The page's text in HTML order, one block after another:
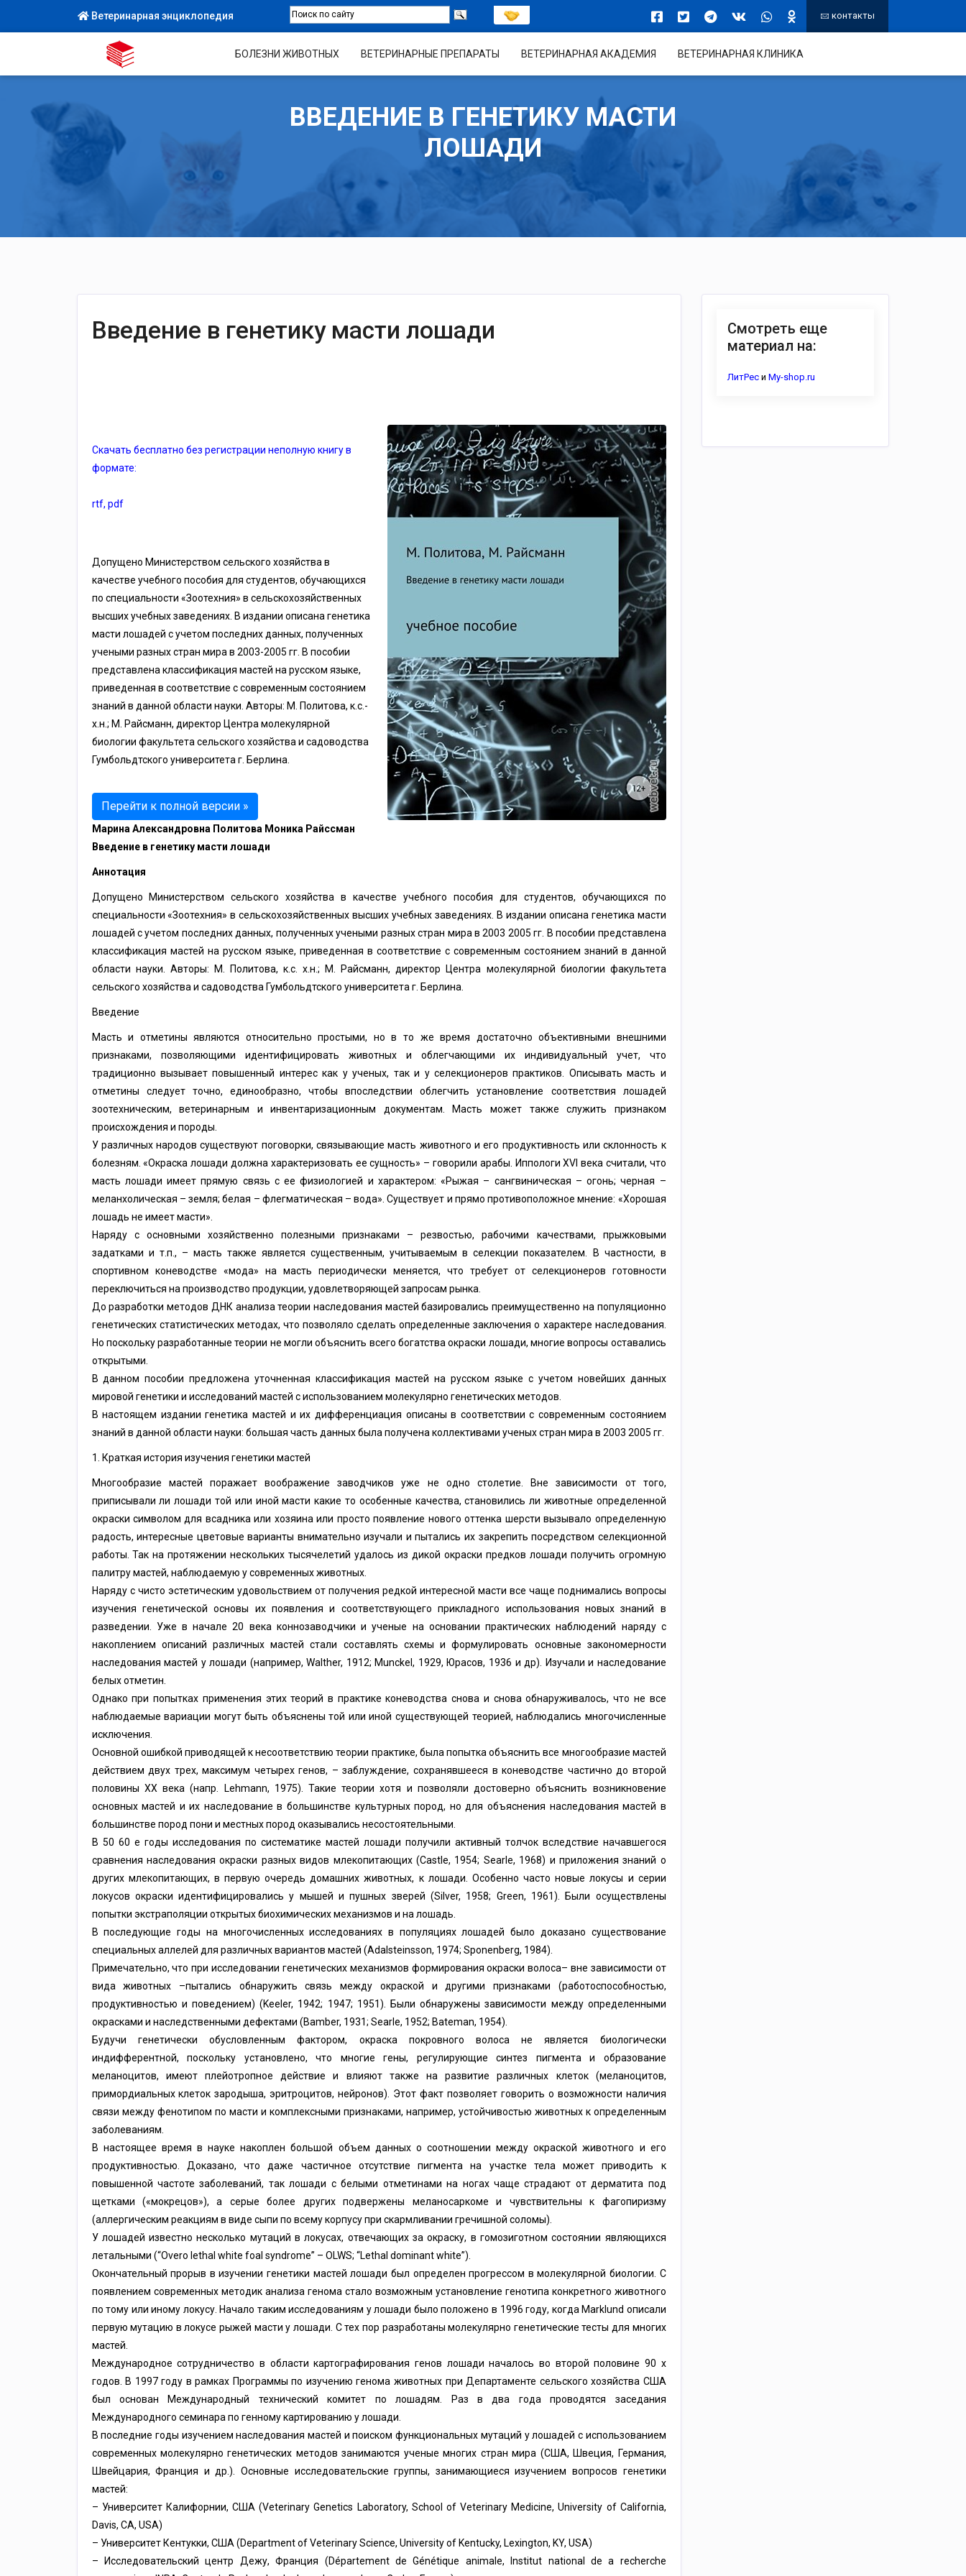
Ветеринарная энциклопедия контакты
БОЛЕЗНИ ЖИВОТНЫХ ВЕТЕРИНАРНЫЕ ПРЕПАРАТЫ ВЕТЕРИНАРНАЯ АКАДЕМИЯ ВЕТЕРИНАРНАЯ КЛИНИКА
ВВЕДЕНИЕ В ГЕНЕТИКУ МАСТИ
ЛОШАДИ
Введение в генетику масти лошади
Скачать бесплатно без регистрации неполную книгу в
формате:
rtf, pdf
Допущено Министерством сельского хозяйства в
качестве учебного пособия для студентов, обучающихся
по специальности «Зоотехния» в сельскохозяйственных
высших учебных заведениях. В издании описана генетика
масти лошадей с учетом последних данных, полученных
учеными разных стран мира в 2003-2005 гг. В пособии
представлена классификация мастей на русском языке,
приведенная в соответствие с современным состоянием
знаний в данной области науки. Авторы: М. Политова, к.с.-
х.н.; М. Райсманн, директор Центра молекулярной
биологии факультета сельского хозяйства и садоводства
Гумбольдтского университета г. Берлина.
Перейти к полной версии »
Марина Александровна Политова Моника Райссман
Введение в генетику масти лошади
Аннотация
Допущено Министерством сельского хозяйства в качестве учебного пособия для студентов, обучающихся по
специальности «Зоотехния» в сельскохозяйственных высших учебных заведениях. В издании описана генетика масти
лошадей с учетом последних данных, полученных учеными разных стран мира в 2003 2005 гг. В пособии представлена
классификация мастей на русском языке, приведенная в соответствие с современным состоянием знаний в данной
области науки. Авторы: М. Политова, к.с. х.н.; М. Райсманн, директор Центра молекулярной биологии факультета
сельского хозяйства и садоводства Гумбольдтского университета г. Берлина.
Введение
Масть и отметины являются относительно простыми, но в то же время достаточно объективными внешними
признаками, позволяющими идентифицировать животных и облегчающими их индивидуальный учет, что
традиционно вызывает повышенный интерес как у ученых, так и у селекционеров практиков. Описывать масть и
отметины следует точно, единообразно, чтобы впоследствии облегчить установление соответствия лошадей
зоотехническим, ветеринарным и инвентаризационным документам. Масть может также служить признаком
происхождения и породы.
У различных народов существуют поговорки, связывающие масть животного и его продуктивность или склонность к
болезням. «Окраска лошади должна характеризовать ее сущность» – говорили арабы. Иппологи XVI века считали, что
масть лошади имеет прямую связь с ее физиологией и характером: «Рыжая – сангвиническая – огонь; черная –
меланхолическая – земля; белая – флегматическая – вода». Существует и прямо противоположное мнение: «Хорошая
лошадь не имеет масти».
Наряду с основными хозяйственно полезными признаками – резвостью, рабочими качествами, прыжковыми
задатками и т.п., – масть также является существенным, учитываемым в селекции показателем. В частности, в
спортивном коневодстве «мода» на масть периодически меняется, что требует от селекционеров готовности
переключиться на производство продукции, удовлетворяющей запросам рынка.
До разработки методов ДНК анализа теории наследования мастей базировались преимущественно на популяционно
генетических статистических методах, что позволяло сделать определенные заключения о характере наследования.
Но поскольку разработанные теории не могли объяснить всего богатства окраски лошади, многие вопросы оставались
открытыми.
В данном пособии предложена уточненная классификация мастей на русском языке с учетом новейших данных
мировой генетики и исследований мастей с использованием молекулярно генетических методов.
В настоящем издании генетика мастей и их дифференциация описаны в соответствии с современным состоянием
знаний в данной области науки: большая часть данных была получена коллективами ученых стран мира в 2003 2005 гг.
1. Краткая история изучения генетики мастей
Многообразие мастей поражает воображение заводчиков уже не одно столетие. Вне зависимости от того,
приписывали ли лошади той или иной масти какие то особенные качества, становились ли животные определенной
окраски символом для всадника или хозяина или просто появление нового оттенка шерсти вызывало определенную
радость, интересные цветовые варианты внимательно изучали и пытались их закрепить посредством селекционной
работы. Так на протяжении нескольких тысячелетий удалось из дикой окраски предков лошади получить огромную
палитру мастей, наблюдаемую у современных животных.
Наряду с чисто эстетическим удовольствием от получения редкой интересной масти все чаще поднимались вопросы
изучения генетической основы их появления и соответствующего прикладного использования новых знаний в
разведении. Уже в начале 20 века коннозаводчики и ученые на основании практических наблюдений наряду с
накоплением описаний различных мастей стали составлять схемы и формулировать основные закономерности
наследования мастей у лошади (например, Walther, 1912; Munckel, 1929, Юрасов, 1936 и др). Изучали и наследование
белых отметин.
Однако при попытках применения этих теорий в практике коневодства снова и снова обнаруживалось, что не все
наблюдаемые вариации могут быть объяснены той или иной существующей теорией, наблюдались многочисленные
исключения.
Основной ошибкой приводящей к несоответствию теории практике, была попытка объяснить все многообразие мастей
действием двух трех, максимум четырех генов, – заблуждение, сохранявшееся в коневодстве частично до второй
половины ХХ века (напр. Lehmann, 1975). Такие теории хотя и позволяли достоверно объяснить возникновение
основных мастей и их наследование в большинстве культурных пород, но для объяснения наследования мастей в
большинстве пород пони и местных пород оказывались несостоятельными.
В 50 60 е годы исследования по систематике мастей лошади получили активный толчок вследствие начавшегося
сравнения наследования окраски разных видов млекопитающих (Castle, 1954; Searle, 1968) и приложения знаний о
других млекопитающих, в первую очередь домашних животных, к лошади. Особенно часто новые локусы и серии
локусов окраски идентифицировались у мышей и пушных зверей (Silver, 1958; Green, 1961). Были осуществлены
попытки экстраполяции открытых биохимических механизмов и на лошадь.
В последующие годы на многочисленных исследованиях в популяциях лошадей было доказано существование
специальных аллелей для различных вариантов мастей (Adalsteinsson, 1974; Sponenberg, 1984).
Примечательно, что при исследовании генетических механизмов формирования окраски волоса– вне зависимости от
вида животных –пытались обнаружить связь между окраской и другими признаками (работоспособностью,
продуктивностью и поведением) (Keeler, 1942; 1947; 1951). Были обнаружены зависимости между определенными
окрасками и наследственными дефектами (Bamber, 1931; Searle, 1952; Bateman, 1954).
Будучи генетически обусловленным фактором, окраска покровного волоса не является биологически
индифферентной, поскольку установлено, что многие гены, регулирующие синтез пигмента и образование
меланоцитов, имеют плейотропное действие и влияют также на развитие различных клеток (меланоцитов,
примордиальных клеток зародыша, эритроцитов, нейронов). Этот факт позволяет говорить о возможности наличия
связи между фенотипом по масти и комплексными признаками, например, устойчивостью животных к определенным
заболеваниям.
В настоящее время в науке накоплен большой объем данных о соотношении между окраской животного и его
продуктивностью. Доказано, что даже частичное отсутствие пигмента на участке тела может приводить к
повышенной частоте заболеваний, так лошади с белыми отметинами на ногах чаще страдают от дерматита под
щетками («мокрецов»), а серые более других подвержены меланосаркоме и чувствительны к фагопиризму
(аллергическим реакциям в виде сыпи по всему корпусу при скармливании гречишной соломы).
У лошадей известно несколько мутаций в локусах, отвечающих за окраску, в гомозиготном состоянии являющихся
летальными (“Overo lethal white foal syndrome” – OLWS; “Lethal dominant white”).
Окончательный прорыв в изучении генетики мастей лошади был определен прогрессом в молекулярной биологии. С
появлением современных методик анализа генома стало возможным установление генотипа конкретного животного
по тому или иному локусу. Начало таким исследованиям у лошади было положено в 1996 году, когда Marklund описали
первую мутацию в локусе рыжей масти у лошади. С тех пор разработаны молекулярно генетические тесты для многих
мастей.
Международное сотрудничество в области картографирования генов лошади началось во второй половине 90 х
годов. В 1997 году в рамках Программы по изучению генома животных при Департаменте сельского хозяйства США
был основан Международный технический комитет по лошадям. Раз в два года проводятся заседания
Международного семинара по генному картированию у лошади.
В последние годы изучением наследования мастей и поиском функциональных мутаций у лошадей с использованием
современных молекулярно генетических методов занимаются ученые многих стран мира (США, Швеция, Германия,
Швейцария, Франция и др.). Основные исследовательские группы, занимающиеся изучением вопросов генетики
мастей:
– Университет Калифорнии, США (Veterinary Genetics Laboratory, School of Veterinary Medicine, University of California,
Davis, CA, USA)
– Университет Кентукки, США (Department of Veterinary Science, University of Kentucky, Lexington, KY, USA)
– Исследовательский центр Дежу, Франция (Département de Génétique animale, Institut national de a recherche
Смотреть еще
материал на:
ЛитРеси My-shop.ru